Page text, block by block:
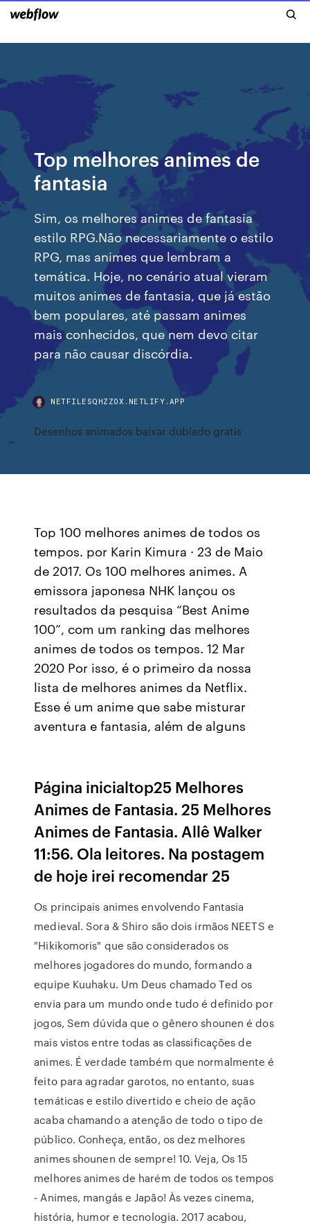
Top melhores animes de
fantasia
Sim, os melhores animes de fantasia
estilo RPG.Não necessariamente o estilo
RPG, mas animes que lembram a
temática. Hoje, no cenário atual vieram
muitos animes de fantasia, que já estão
bem populares, até passam animes
mais conhecidos, que nem devo citar
para não causar discórdia.
NETFILESQHZZOX.NETLIFY.APP
Desenhos animados baixar dublado gratis
Top 100 melhores animes de todos os
tempos. por Karin Kimura · 23 de Maio
de 2017. Os 100 melhores animes. A
emissora japonesa NHK lançou os
resultados da pesquisa “Best Anime
100”, com um ranking das melhores
animes de todos os tempos. 12 Mar
2020 Por isso, é o primeiro da nossa
lista de melhores animes da Netflix.
Esse é um anime que sabe misturar
aventura e fantasia, além de alguns
Página inicialtop25 Melhores
Animes de Fantasia. 25 Melhores
Animes de Fantasia. Allê Walker
11:56. Ola leitores. Na postagem
de hoje irei recomendar 25
Os principais animes envolvendo Fantasia
medieval. Sora & Shiro são dois irmãos NEETS e
"Hikikomoris" que são considerados os
melhores jogadores do mundo, formando a
equipe Kuuhaku. Um Deus chamado Ted os
envia para um mundo onde tudo é definido por
jogos, Sem dúvida que o gênero shounen é dos
mais vistos entre todas as classificações de
animes. É verdade também que normalmente é
feito para agradar garotos, no entanto, suas
temáticas e estilo divertido e cheio de ação
acaba chamando a atenção de todo o tipo de
público. Conheça, então, os dez melhores
animes shounen de sempre! 10. Veja, Os 15
melhores animes de harém de todos os tempos
- Animes, mangás e Japão! Às vezes cinema,
história, humor e tecnologia. 2017 acabou,